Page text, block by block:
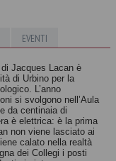
Lacan
Recalcati
EVENTI
Jacques Lacan è
di Urbino per la
L’anno
si svolgono nell’Aula
da centinaia di
è elettrica: è la prima
non viene lasciato ai
calato nella realtà
dei Collegi i posti